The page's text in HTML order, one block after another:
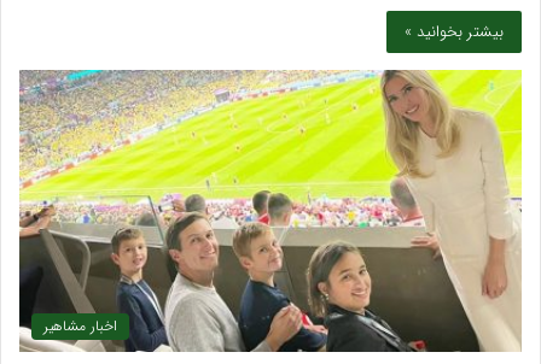
بیشتر بخوانید »
اخبار مشاهیر